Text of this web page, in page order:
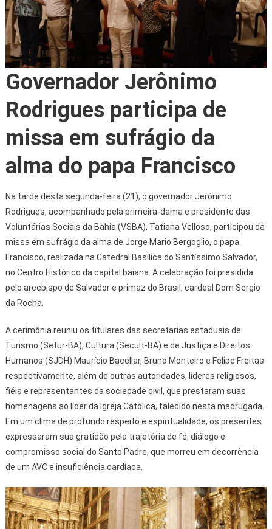
Governador Jerônimo
Rodrigues participa de
missa em sufrágio da
alma do papa Francisco
Na tarde desta segunda-feira (21), o governador Jerônimo
Rodrigues, acompanhado pela primeira-dama e presidente das
Voluntárias Sociais da Bahia (VSBA), Tatiana Velloso, participou da
missa em sufrágio da alma de Jorge Mario Bergoglio, o papa
Francisco, realizada na Catedral Basílica do Santíssimo Salvador,
no Centro Histórico da capital baiana. A celebração foi presidida
pelo arcebispo de Salvador e primaz do Brasil, cardeal Dom Sergio
da Rocha.
A cerimônia reuniu os titulares das secretarias estaduais de
Turismo (Setur-BA), Cultura (Secult-BA) e de Justiça e Direitos
Humanos (SJDH) Maurício Bacellar, Bruno Monteiro e Felipe Freitas
respectivamente, além de outras autoridades, líderes religiosos,
fiéis e representantes da sociedade civil, que prestaram suas
homenagens ao líder da Igreja Católica, falecido nesta madrugada.
Em um clima de profundo respeito e espiritualidade, os presentes
expressaram sua gratidão pela trajetória de fé, diálogo e
compromisso social do Santo Padre, que morreu em decorrência
de um AVC e insuficiência cardíaca.